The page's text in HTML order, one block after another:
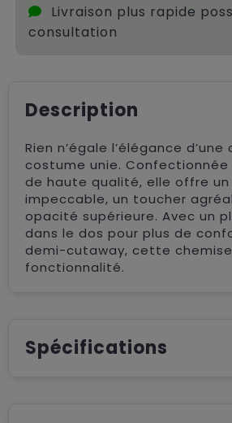
Livraison plus rapide
consultation
Description
Rien n’égale l’élégance
costume unie.
de haute qualité, elle offre un
impeccable, un toucher
opacité supérieure. Avec un
dans le dos pour plus de
demi-cutaway, cette
fonctionnalité.
Spécifications